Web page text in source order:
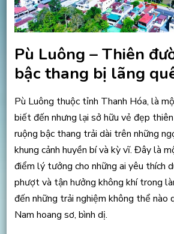
Pù Luông – Thiên
bậc thang bị lãng
Pù Luông thuộc tỉnh Thanh Hóa, là
biết đến nhưng lại sở hữu vẻ đẹp
ruộng bậc thang trải dài trên những
khung cảnh huyền bí và kỳ vĩ. Đây là
điểm lý tưởng cho những ai yêu thích
phượt và tận hưởng không khí trong
đến những trải nghiệm không thể
Nam hoang sơ, bình dị.